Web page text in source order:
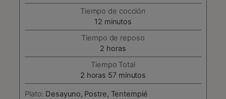
Tiempo de cocción
12minutos
minutos
Tiempo de reposo
2 horas
horas
Tiempo Total
2horas
horas 57minutos
minutos
Plato: Desayuno, Postre, Tentempié